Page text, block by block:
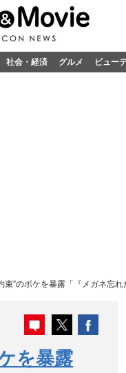
社会・経済 グルメ ビュー
束”のボケを暴露「『メガネ忘
を暴露